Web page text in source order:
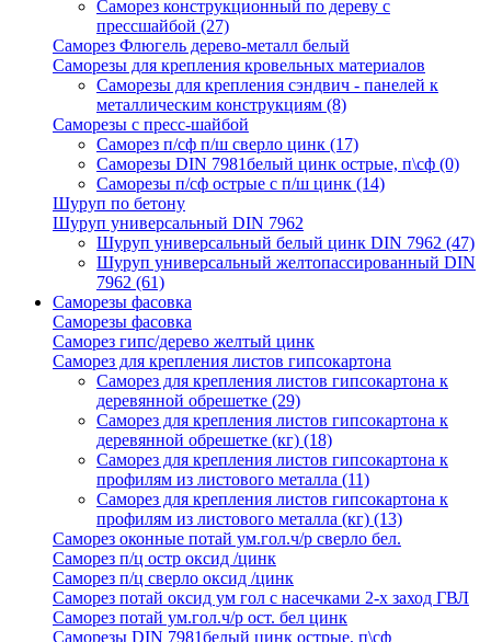
Саморез конструкционный по дереву с
прессшайбой (27)
Саморез Флюгель дерево-металл белый
Саморезы для крепления кровельных материалов
Саморезы для крепления сэндвич - панелей к
металлическим конструкциям (8)
Саморезы с пресс-шайбой
Саморез п/сф п/ш сверло цинк (17)
Саморезы DIN 7981белый цинк острые, п\сф (0)
Саморезы п/сф острые с п/ш цинк (14)
Шуруп по бетону
Шуруп универсальный DIN 7962
Шуруп универсальный белый цинк DIN 7962 (47)
Шуруп универсальный желтопассированный DIN
7962 (61)
Саморезы фасовка
Саморезы фасовка
Саморез гипс/дерево желтый цинк
Саморез для крепления листов гипсокартона
Саморез для крепления листов гипсокартона к
деревянной обрешетке (29)
Саморез для крепления листов гипсокартона к
деревянной обрешетке (кг) (18)
Саморез для крепления листов гипсокартона к
профилям из листового металла (11)
Саморез для крепления листов гипсокартона к
профилям из листового металла (кг) (13)
Саморез оконные потай ум.гол.ч/р сверло бел.
Саморез п/ц остр оксид /цинк
Саморез п/ц сверло оксид /цинк
Саморез потай оксид ум гол с насечками 2-х заход ГВЛ
Саморез потай ум.гол.ч/р ост. бел цинк
Саморезы DIN 7981белый цинк острые, п\сф